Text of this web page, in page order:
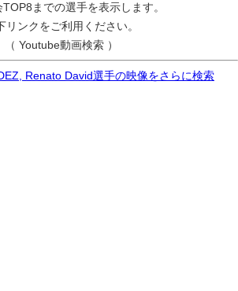
までの選手を表示します。
リンクをご利用ください。
（ Youtube動画検索 ）
Renato David選手の映像をさらに検索